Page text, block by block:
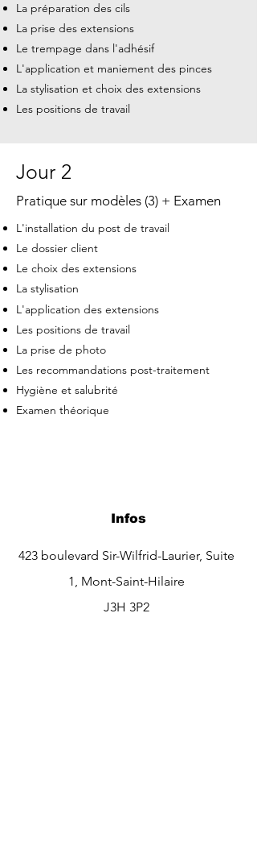
La préparation des cils
La prise des extensions
Le trempage dans l'adhésif
L'application et maniement des pinces
La stylisation et choix des extensions
Les positions de travail
Jour 2
Pratique sur modèles (3) + Examen
L'installation du post de travail
Le dossier client
Le choix des extensions
La stylisation
L'application des extensions
Les positions de travail
La prise de photo
Les recommandations post-traitement
Hygiène et salubrité
Examen théorique
Infos
423 boulevard Sir-Wilfrid-Laurier, Suite
1, Mont-Saint-Hilaire
J3H 3P2